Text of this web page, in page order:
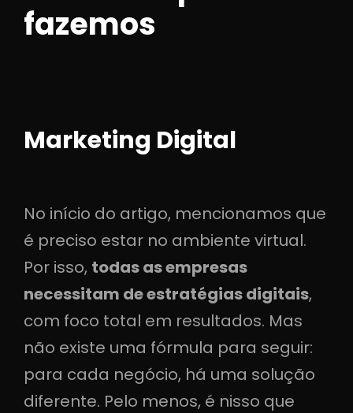
fazemos
Marketing Digital
No início do artigo, mencionamos que
é preciso estar no ambiente virtual.
Por isso, todas as empresas
necessitam de estratégias digitais,
com foco total em resultados. Mas
não existe uma fórmula para seguir:
para cada negócio, há uma solução
diferente. Pelo menos, é nisso que